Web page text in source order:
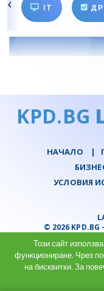
IT
KPD.BG
НАЧАЛО |
УСЛОВИЯ
© 2026
Този сайт
функциониране. Чрез
на бисквитки. За